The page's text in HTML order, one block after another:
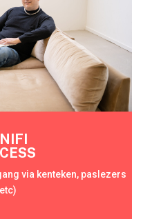
via kenteken, paslezers
etc)